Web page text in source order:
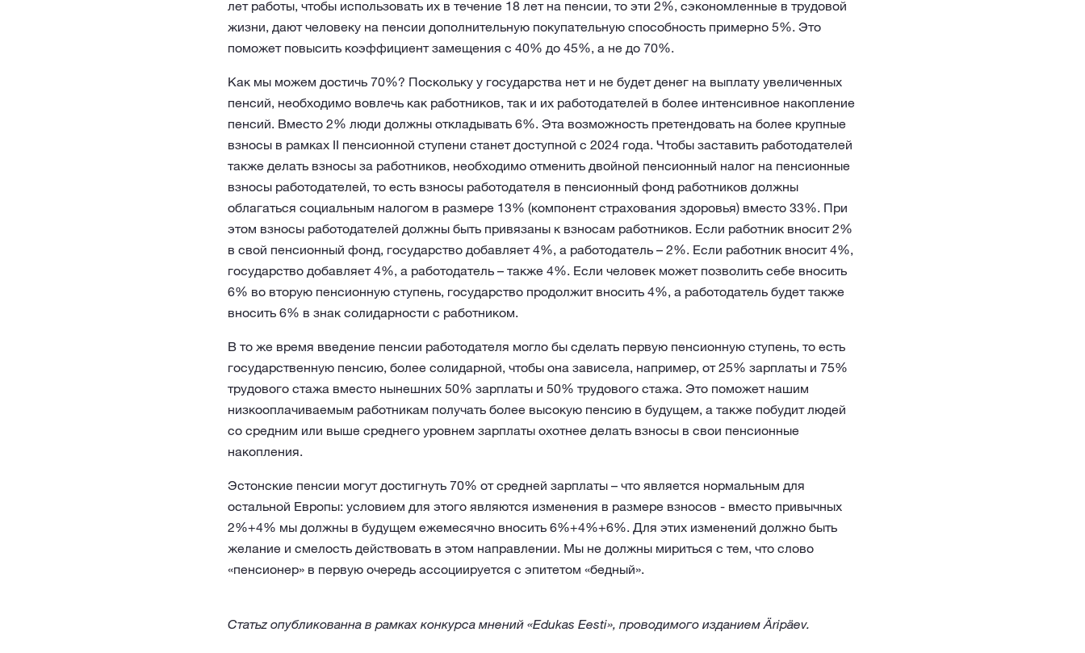
лет работы, чтобы использовать их в течение 18 лет на пенсии, то эти 2%, сэкономленные в трудовой
жизни, дают человеку на пенсии дополнительную покупательную способность примерно 5%. Это
поможет повысить коэффициент замещения с 40% до 45%, а не до 70%.
Как мы можем достичь 70%? Поскольку у государства нет и не будет денег на выплату увеличенных
пенсий, необходимо вовлечь как работников, так и их работодателей в более интенсивное накопление
пенсий. Вместо 2% люди должны откладывать 6%. Эта возможность претендовать на более крупные
взносы в рамках II пенсионной ступени станет доступной с 2024 года. Чтобы заставить работодателей
также делать взносы за работников, необходимо отменить двойной пенсионный налог на пенсионные
взносы работодателей, то есть взносы работодателя в пенсионный фонд работников должны
облагаться социальным налогом в размере 13% (компонент страхования здоровья) вместо 33%. При
этом взносы работодателей должны быть привязаны к взносам работников. Если работник вносит 2%
в свой пенсионный фонд, государство добавляет 4%, а работодатель – 2%. Если работник вносит 4%,
государство добавляет 4%, а работодатель – также 4%. Если человек может позволить себе вносить
6% во вторую пенсионную ступень, государство продолжит вносить 4%, а работодатель будет также
вносить 6% в знак солидарности с работником.
В то же время введение пенсии работодателя могло бы сделать первую пенсионную ступень, то есть
государственную пенсию, более солидарной, чтобы она зависела, например, от 25% зарплаты и 75%
трудового стажа вместо нынешних 50% зарплаты и 50% трудового стажа. Это поможет нашим
низкооплачиваемым работникам получать более высокую пенсию в будущем, а также побудит людей
со средним или выше среднего уровнем зарплаты охотнее делать взносы в свои пенсионные
накопления.
Эстонские пенсии могут достигнуть 70% от средней зарплаты – что является нормальным для
остальной Европы: условием для этого являются изменения в размере взносов - вместо привычных
2%+4% мы должны в будущем ежемесячно вносить 6%+4%+6%. Для этих изменений должно быть
желание и смелость действовать в этом направлении. Мы не должны мириться с тем, что слово
«пенсионер» в первую очередь ассоциируется с эпитетом «бедный».
Cтатьz опубликованна в рамках конкурса мнений «Edukas Eesti», проводимого изданием Äripäеv.